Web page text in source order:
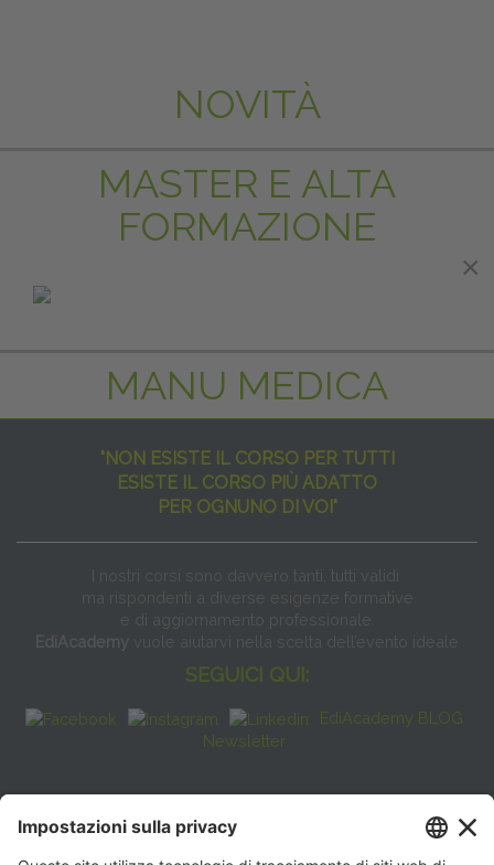
NOVITÀ
MASTER E ALTA
FORMAZIONE
MANU MEDICA
"NON ESISTE IL CORSO PER TUTTI
ESISTE IL CORSO PIÙ ADATTO
PER OGNUNO DI VOI"
I nostri corsi sono davvero tanti, tutti validi
ma rispondenti a diverse esigenze formative
e di aggiornamento professionale.
EdiAcademy vuole aiutarvi nella scelta dell’evento ideale
SEGUICI QUI:
EdiAcademy BLOG
Newsletter
FAQ
×
×